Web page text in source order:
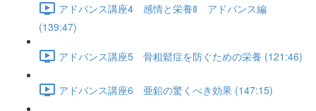
アドバンス講座4 感情と栄養Ⅱ アドバンス編
(139:47)
アドバンス講座5 骨粗鬆症を防ぐための栄養 (121:46)
アドバンス講座6 亜鉛の驚くべき効果 (147:15)